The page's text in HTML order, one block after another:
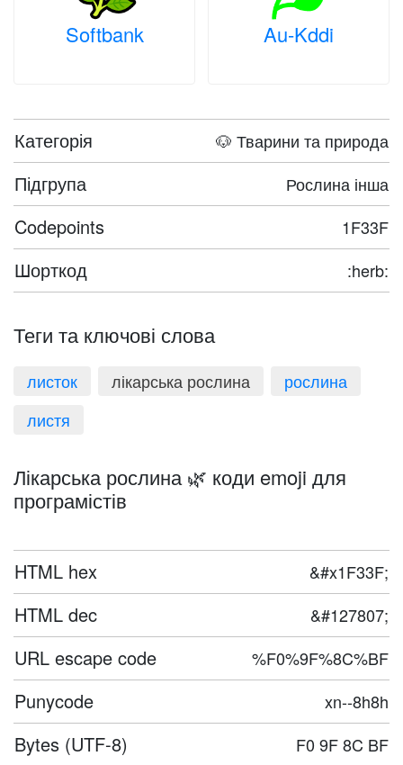
Softbank Au-Kddi
Категорія 🐶 Тварини та природа
Підгрупа Рослина інша
Codepoints 1F33F
Шорткод :herb:
Теги та ключові слова
листок лікарська рослина
рослина
листя
Лікарська рослина 🌿 коди emoji для
програмістів
HTML hex &#x1F33F;
HTML dec &#127807;
URL escape code %F0%9F%8C%BF
Punycode xn--8h8h
Bytes (UTF-8) F0 9F 8C BF